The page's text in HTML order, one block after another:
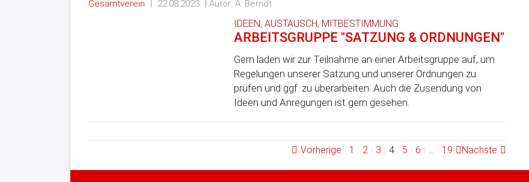
Gesamtverein | 22.08.2023 | Autor: A. Berndt
IDEEN, AUSTAUSCH, MITBESTIMMUNG
ARBEITSGRUPPE "SATZUNG & ORDNUNGEN"
Gern laden wir zur Teilnahme an einer Arbeitsgruppe auf, um
Regelungen unserer Satzung und unserer Ordnungen zu
prüfen und ggf. zu überarbeiten. Auch die Zusendung von
Ideen und Anregungen ist gern gesehen.
Vorherige 1 2 3 4 5 6 … 19 Nächste